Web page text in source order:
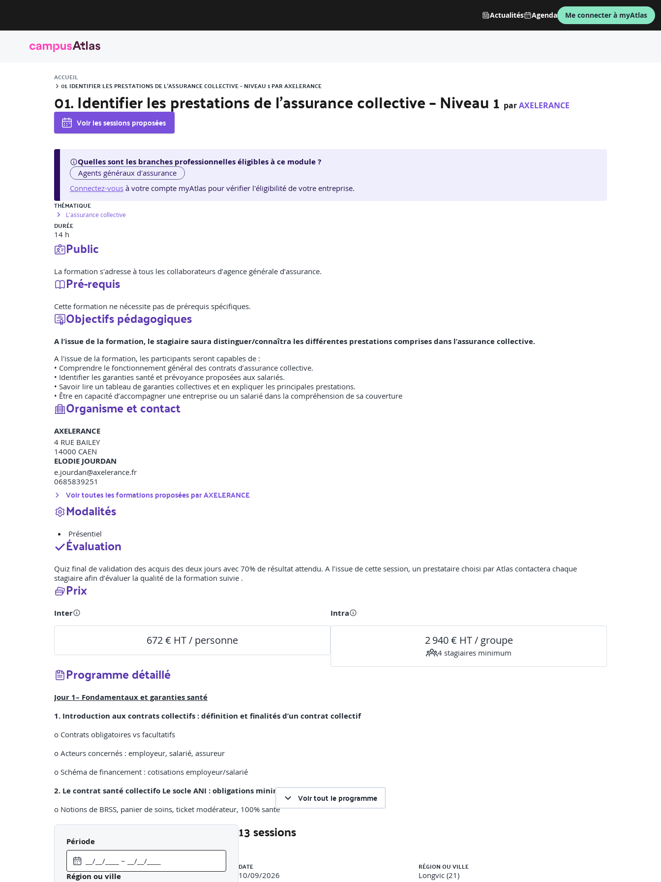
Actualités Agenda Me connecter à myAtlas
ACCUEIL
01. IDENTIFIER LES PRESTATIONS DE L’ASSURANCE COLLECTIVE – NIVEAU 1 PAR AXELERANCE
01. Identifier les prestations de l’assurance collective – Niveau 1 parAXELERANCE
Voir les sessions proposées
Quelles sont les branches professionnelles éligibles à ce module ?
Agents généraux d'assurance
Connectez-vous à votre compte myAtlas pour vérifier l'éligibilité de votre entreprise.
THÉMATIQUE
L'assurance collective
DURÉE
14 h
Public
La formation s'adresse à tous les collaborateurs d’agence générale d’assurance.
Pré-requis
Cette formation ne nécessite pas de prérequis spécifiques.
Objectifs pédagogiques
A l’issue de la formation, le stagiaire saura distinguer/connaîtra les différentes prestations comprises dans l’assurance collective.
A l'issue de la formation, les participants seront capables de :
• Comprendre le fonctionnement général des contrats d’assurance collective.
• Identifier les garanties santé et prévoyance proposées aux salariés.
• Savoir lire un tableau de garanties collectives et en expliquer les principales prestations.
• Être en capacité d’accompagner une entreprise ou un salarié dans la compréhension de sa couverture
Organisme et contact
AXELERANCE
4 RUE BAILEY
14000 CAEN
ELODIE JOURDAN
e.jourdan@axelerance.fr
0685839251
Voir toutes les formations proposées parAXELERANCE
Modalités
Présentiel
Évaluation
Quiz final de validation des acquis des deux jours avec 70% de résultat attendu. A l’issue de cette session, un prestataire choisi par Atlas contactera chaque
stagiaire afin d’évaluer la qualité de la formation suivie .
Prix
Inter
672 € HT / personne
Intra
2 940 € HT / groupe
4 stagiaires minimum
Programme détaillé
Jour 1– Fondamentaux et garanties santé
1. Introduction aux contrats collectifs : définition et finalités d’un contrat collectif
o Contrats obligatoires vs facultatifs
o Acteurs concernés : employeur, salarié, assureur
o Schéma de financement : cotisations employeur/salarié
2. Le contrat santé collectifo Le socle ANI : obligations minimales depuis 2016
o Notions de BRSS, panier de soins, ticket modérateur, 100% santé
o Garanties classiques : hospitalisation, optique, dentaire, soins courants.
o Atelier de mise en pratique : Lecture et explications d’un tableau de garanties santé.
o QCM interactif
Voir tout le programme
Période
Région ou ville
13 sessions
DATE
10/09/2026
RÉGION OU VILLE
Longvic (21)